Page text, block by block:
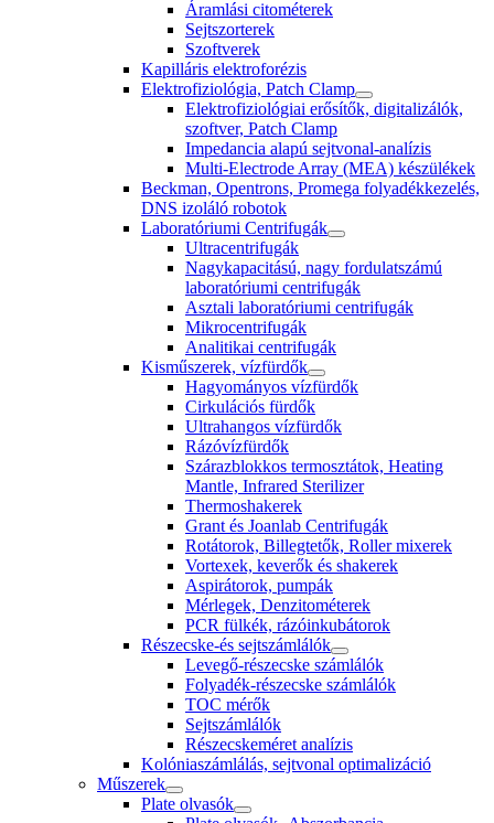
Áramlási citométerek
Sejtszorterek
Szoftverek
Kapilláris elektroforézis
Elektrofiziológia, Patch Clamp
Elektrofiziológiai erősítők, digitalizálók,
szoftver, Patch Clamp
Impedancia alapú sejtvonal-analízis
Multi-Electrode Array (MEA) készülékek
Beckman, Opentrons, Promega folyadékkezelés,
DNS izoláló robotok
Laboratóriumi Centrifugák
Ultracentrifugák
Nagykapacitású, nagy fordulatszámú
laboratóriumi centrifugák
Asztali laboratóriumi centrifugák
Mikrocentrifugák
Analitikai centrifugák
Kisműszerek, vízfürdők
Hagyományos vízfürdők
Cirkulációs fürdők
Ultrahangos vízfürdők
Rázóvízfürdők
Szárazblokkos termosztátok, Heating
Mantle, Infrared Sterilizer
Thermoshakerek
Grant és Joanlab Centrifugák
Rotátorok, Billegtetők, Roller mixerek
Vortexek, keverők és shakerek
Aspirátorok, pumpák
Mérlegek, Denzitométerek
PCR fülkék, rázóinkubátorok
Részecske-és sejtszámlálók
Levegő-részecske számlálók
Folyadék-részecske számlálók
TOC mérők
Sejtszámlálók
Részecskeméret analízis
Kolóniaszámlálás, sejtvonal optimalizáció
Műszerek
Plate olvasók